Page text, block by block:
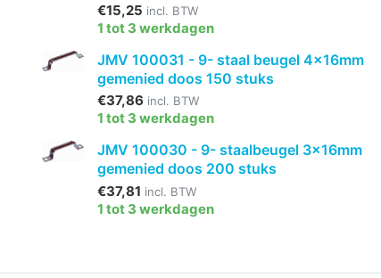
€15,25 incl. BTW
1 tot 3 werkdagen
JMV 100031 - 9- staal beugel 4x16mm
gemenied doos 150 stuks
€37,86 incl. BTW
1 tot 3 werkdagen
JMV 100030 - 9- staalbeugel 3x16mm
gemenied doos 200 stuks
€37,81 incl. BTW
1 tot 3 werkdagen